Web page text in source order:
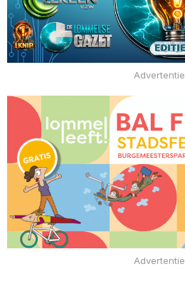
Advertentie
Advertentie